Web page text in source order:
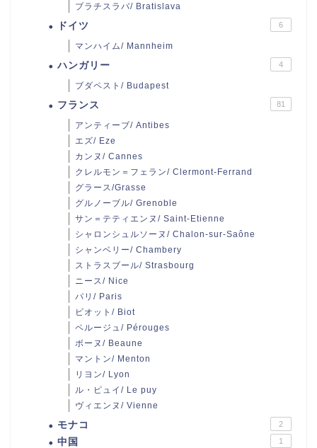
ブラチスラバ/ Bratislava
ドイツ 6
マンハイム/ Mannheim
ハンガリー 4
ブダペスト/ Budapest
フランス 81
アンティーブ/ Antibes
エズ/ Eze
カンヌ/ Cannes
クレルモン＝フェラン/ Clermont-Ferrand
グラース/Grasse
グルノーブル/ Grenoble
サン＝テティエンヌ/ Saint-Etienne
シャロンシュルソーヌ/ Chalon-sur-Saône
シャンベリー/ Chambery
ストラスブール/ Strasbourg
ニース/ Nice
パリ/ Paris
ビオット/ Biot
ペルージュ/ Pérouges
ボーヌ/ Beaune
マントン/ Menton
リヨン/ Lyon
ル・ピュイ/ Le puy
ヴィエンヌ/ Vienne
モナコ 2
中国 1